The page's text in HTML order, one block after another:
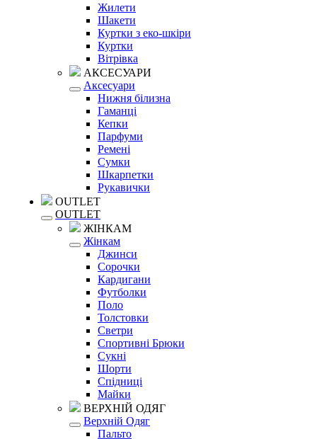
Жилети
Шакети
Куртки з еко-шкіри
Куртки
Вітрівка
АКСЕСУАРИ
Аксесуари
Нижня білизна
Гаманці
Кепки
Парфуми
Ремені
Сумки
Шкарпетки
Рукавички
OUTLET
OUTLET
ЖІНКАМ
Жінкам
Джинси
Сорочки
Кардигани
Футболки
Поло
Толстовки
Светри
Спортивні Брюки
Сукні
Шорти
Спідниці
Майки
ВЕРХНІЙ ОДЯГ
Верхній Одяг
Пальто